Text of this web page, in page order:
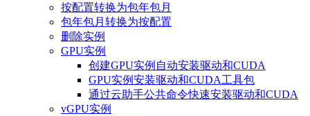
按配置转换为包年包月
包年包月转换为按配置
删除实例
GPU实例
创建GPU实例自动安装驱动和CUDA
GPU实例安装驱动和CUDA工具包
通过云助手公共命令快速安装驱动和CUDA
vGPU实例